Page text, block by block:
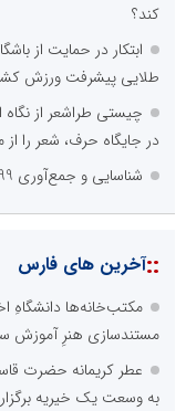
کند؟
ابتکار در حمایت از
طلایی پیشرفت ورزش
چیستی طراشعر از نگاه
در جایگاه حرف، شعر را
شناسایی و جمع‌آوری 699 ماینر غیرمجاز در استان تهران
::آخرین های فارس
مکتب‌خانه‌ها دانشگاهِ
مستندسازی هنرِ آموزش
عطر کریمانه حضرت
به وسعت یک خیریه